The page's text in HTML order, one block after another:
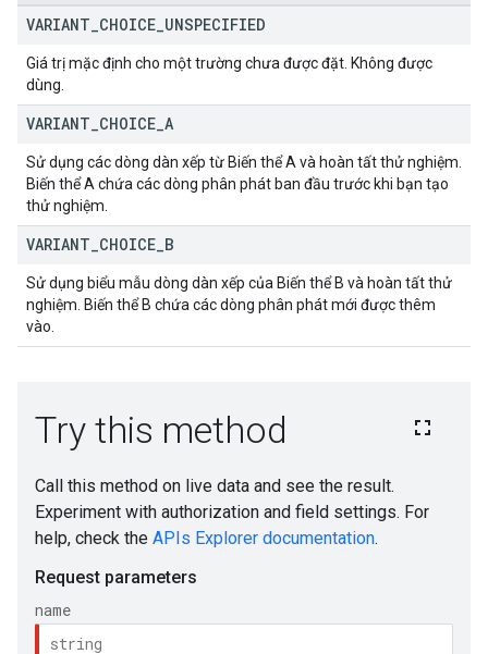
VARIANT CHOICE UNSPECIFIED
Giá trị mặc định cho một trường chưa được đặt. Không được
dùng.
VARIANT CHOICE A
Sử dụng các dòng dàn xếp từ Biến thể A và hoàn tất thử nghiệm.
Biến thể A chứa các dòng phân phát ban đầu trước khi bạn tạo
thử nghiệm.
VARIANT CHOICE B
Sử dụng biểu mẫu dòng dàn xếp của Biến thể B và hoàn tất thử
nghiệm. Biến thể B chứa các dòng phân phát mới được thêm
vào.